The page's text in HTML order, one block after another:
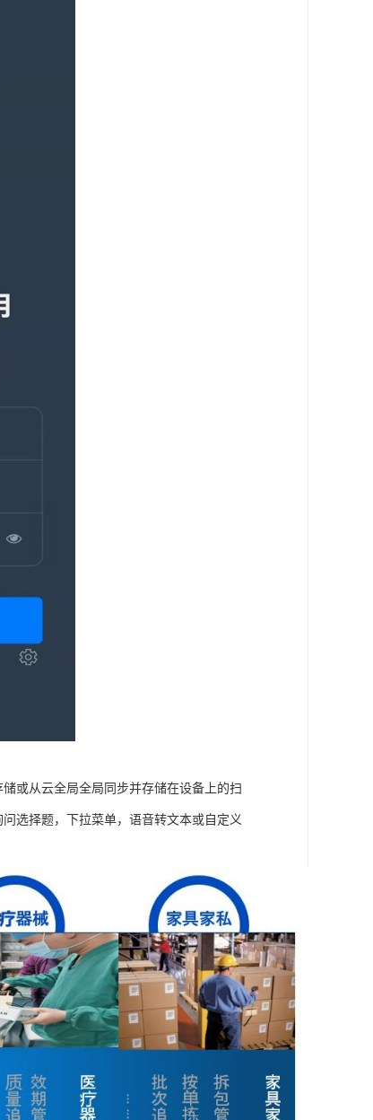
或从云全局全局同步并存储在设备上的扫
选择题，下拉菜单，语音转文本或自定义